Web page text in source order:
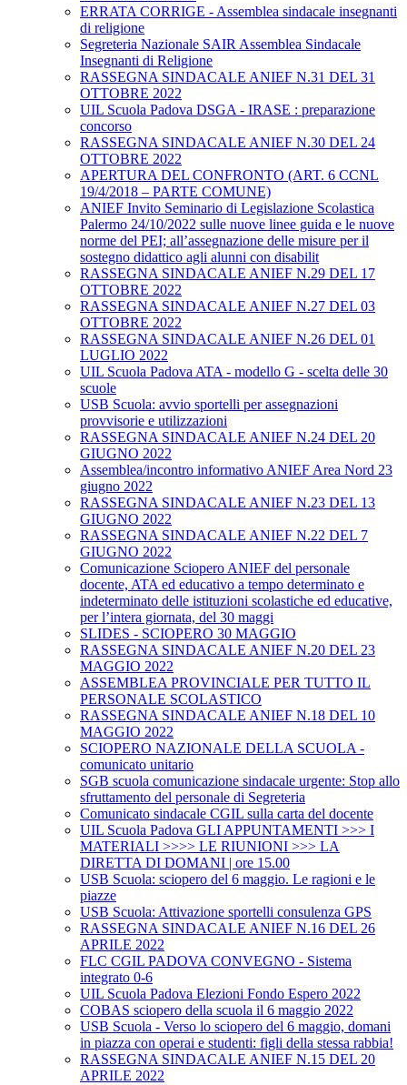
ERRATA CORRIGE - Assemblea sindacale insegnanti
di religione
Segreteria Nazionale SAIR Assemblea Sindacale
Insegnanti di Religione
RASSEGNA SINDACALE ANIEF N.31 DEL 31
OTTOBRE 2022
UIL Scuola Padova DSGA - IRASE : preparazione
concorso
RASSEGNA SINDACALE ANIEF N.30 DEL 24
OTTOBRE 2022
APERTURA DEL CONFRONTO (ART. 6 CCNL
19/4/2018 – PARTE COMUNE)
ANIEF Invito Seminario di Legislazione Scolastica
Palermo 24/10/2022 sulle nuove linee guida e le nuove
norme del PEI; all’assegnazione delle misure per il
sostegno didattico agli alunni con disabilit
RASSEGNA SINDACALE ANIEF N.29 DEL 17
OTTOBRE 2022
RASSEGNA SINDACALE ANIEF N.27 DEL 03
OTTOBRE 2022
RASSEGNA SINDACALE ANIEF N.26 DEL 01
LUGLIO 2022
UIL Scuola Padova ATA - modello G - scelta delle 30
scuole
USB Scuola: avvio sportelli per assegnazioni
provvisorie e utilizzazioni
RASSEGNA SINDACALE ANIEF N.24 DEL 20
GIUGNO 2022
Assemblea/incontro informativo ANIEF Area Nord 23
giugno 2022
RASSEGNA SINDACALE ANIEF N.23 DEL 13
GIUGNO 2022
RASSEGNA SINDACALE ANIEF N.22 DEL 7
GIUGNO 2022
Comunicazione Sciopero ANIEF del personale
docente, ATA ed educativo a tempo determinato e
indeterminato delle istituzioni scolastiche ed educative,
per l’intera giornata, del 30 maggi
SLIDES - SCIOPERO 30 MAGGIO
RASSEGNA SINDACALE ANIEF N.20 DEL 23
MAGGIO 2022
ASSEMBLEA PROVINCIALE PER TUTTO IL
PERSONALE SCOLASTICO
RASSEGNA SINDACALE ANIEF N.18 DEL 10
MAGGIO 2022
SCIOPERO NAZIONALE DELLA SCUOLA -
comunicato unitario
SGB scuola comunicazione sindacale urgente: Stop allo
sfruttamento del personale di Segreteria
Comunicato sindacale CGIL sulla carta del docente
UIL Scuola Padova GLI APPUNTAMENTI >>> I
MATERIALI >>>> LE RIUNIONI >>> LA
DIRETTA DI DOMANI | ore 15.00
USB Scuola: sciopero del 6 maggio. Le ragioni e le
piazze
USB Scuola: Attivazione sportelli consulenza GPS
RASSEGNA SINDACALE ANIEF N.16 DEL 26
APRILE 2022
FLC CGIL PADOVA CONVEGNO - Sistema
integrato 0-6
UIL Scuola Padova Elezioni Fondo Espero 2022
COBAS sciopero della scuola il 6 maggio 2022
USB Scuola - Verso lo sciopero del 6 maggio, domani
in piazza con operai e studenti: figli della stessa rabbia!
RASSEGNA SINDACALE ANIEF N.15 DEL 20
APRILE 2022